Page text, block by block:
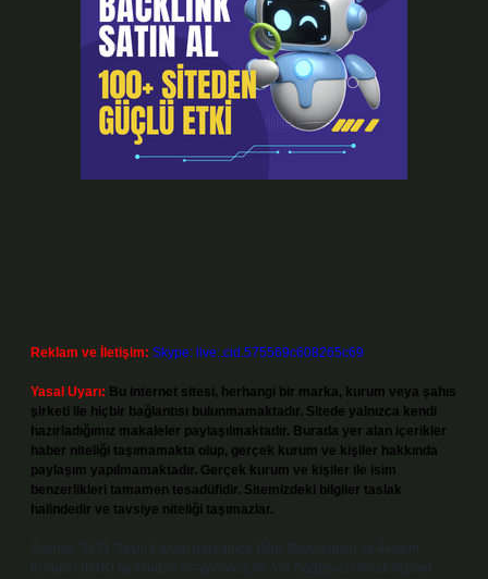
Reklam ve İletişim: Skype: live:.cid.575569c608265c69
Yasal Uyarı: Bu internet sitesi, herhangi bir marka, kurum veya şahıs
şirketi ile hiçbir bağlantısı bulunmamaktadır. Sitede yalnızca kendi
hazırladığımız makaleler paylaşılmaktadır. Burada yer alan içerikler
haber niteliği taşımamakta olup, gerçek kurum ve kişiler hakkında
paylaşım yapılmamaktadır. Gerçek kurum ve kişiler ile isim
benzerlikleri tamamen tesadüfidir. Sitemizdeki bilgiler taslak
halindedir ve tavsiye niteliği taşımazlar.
Sitemiz, 5651 Sayılı Kanun gereğince Bilgi Teknolojileri ve İletişim
Kurumu (BTK) tarafından onaylanmış bir Yer Sağlayıcı olarak hizmet